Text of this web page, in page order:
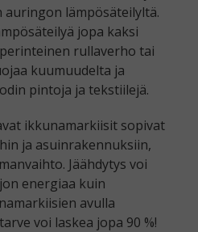
lämpösäteilyltä.
jopa kaksi
rullaverho tai
kuumuudelta ja
pintoja ja tekstiilejä.
ikkunamarkiisit sopivat
ja asuinrakennuksiin,
Jäähdytys voi
energiaa kuin
avulla
voi laskea jopa 90 %!